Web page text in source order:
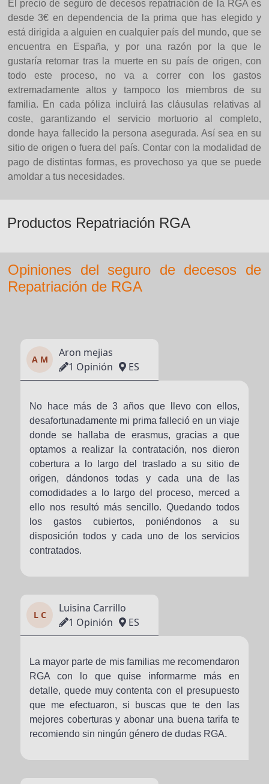
El precio de seguro de decesos repatriación de la RGA es
desde 3€ en dependencia de la prima que has elegido y
está dirigida a alguien en cualquier país del mundo, que se
encuentra en España, y por una razón por la que le
gustaría retornar tras la muerte en su país de origen, con
todo este proceso, no va a correr con los gastos
extremadamente altos y tampoco los miembros de su
familia. En cada póliza incluirá las cláusulas relativas al
coste, garantizando el servicio mortuorio al completo,
donde haya fallecido la persona asegurada. Así sea en su
sitio de origen o fuera del país. Contar con la modalidad de
pago de distintas formas, es provechoso ya que se puede
amoldar a tus necesidades.
Productos Repatriación RGA
Opiniones del seguro de decesos de
Repatriación de RGA
A M
Aron mejias
1 Opinión
ES
No hace más de 3 años que llevo con ellos,
desafortunadamente mi prima falleció en un viaje
donde se hallaba de erasmus, gracias a que
optamos a realizar la contratación, nos dieron
cobertura a lo largo del traslado a su sitio de
origen, dándonos todas y cada una de las
comodidades a lo largo del proceso, merced a
ello nos resultó más sencillo. Quedando todos
los gastos cubiertos, poniéndonos a su
disposición todos y cada uno de los servicios
contratados.
L C
Luisina Carrillo
1 Opinión
ES
La mayor parte de mis familias me recomendaron
RGA con lo que quise informarme más en
detalle, quede muy contenta con el presupuesto
que me efectuaron, si buscas que te den las
mejores coberturas y abonar una buena tarifa te
recomiendo sin ningún género de dudas RGA.